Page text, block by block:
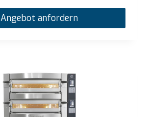
Angebot anfordern